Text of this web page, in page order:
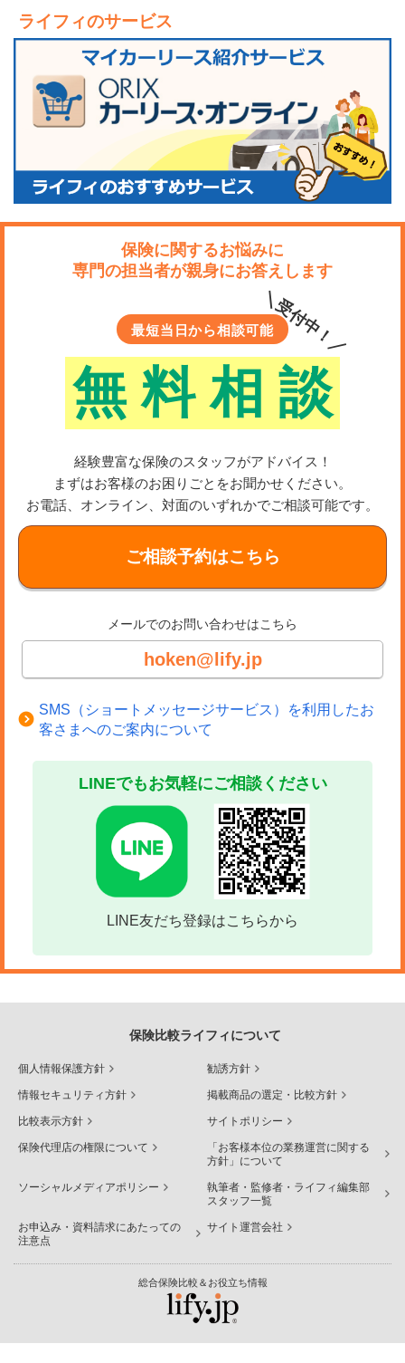
ライフィのサービス
保険に関するお悩みに
専門の担当者が親身にお答えします
最短当日から相談可能
無 料 相 談
＼受付中！／
経験豊富な保険のスタッフがアドバイス！
まずはお客様のお困りごとをお聞かせください。
お電話、オンライン、対面のいずれかでご相談可能です。
ご相談予約はこちら
メールでのお問い合わせはこちら
hoken@lify.jp
SMS（ショートメッセージサービス）を利用したお
客さまへのご案内について
LINEでもお気軽にご相談ください
LINE友だち登録はこちらから
保険比較ライフィについて
個人情報保護方針 勧誘方針
情報セキュリティ方針 掲載商品の選定・比較方針
比較表示方針 サイトポリシー
保険代理店の権限について
「お客様本位の業務運営に関する
方針」について
ソーシャルメディアポリシー
執筆者・監修者・ライフィ編集部
スタッフ一覧
お申込み・資料請求にあたっての
注意点
サイト運営会社
総合保険比較＆お役立ち情報